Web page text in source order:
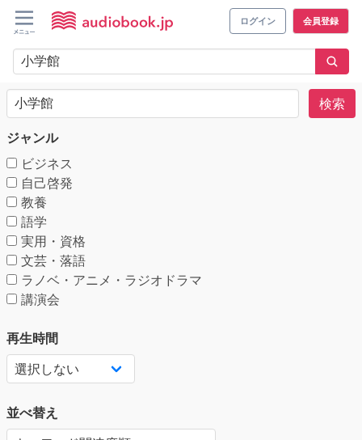
ログイン 会員登録
検索
ジャンル
ビジネス
自己啓発
教養
語学
実用・資格
文芸・落語
ラノベ・アニメ・ラジオドラマ
講演会
再生時間
並べ替え